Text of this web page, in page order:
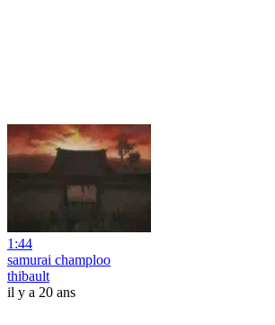
1:44
samurai champloo
thibault
il y a 20 ans